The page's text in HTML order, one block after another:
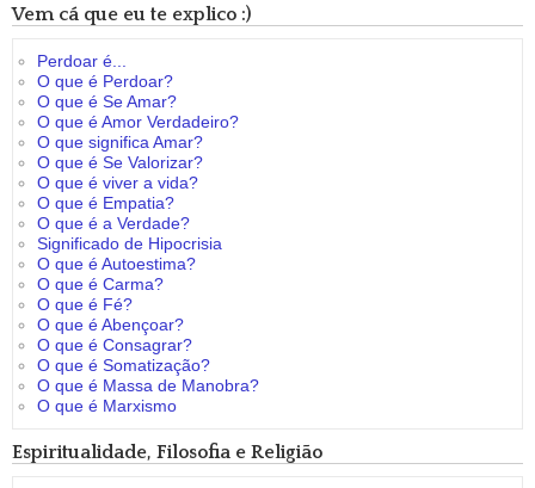
Vem cá que eu te explico :)
Perdoar é...
O que é Perdoar?
O que é Se Amar?
O que é Amor Verdadeiro?
O que significa Amar?
O que é Se Valorizar?
O que é viver a vida?
O que é Empatia?
O que é a Verdade?
Significado de Hipocrisia
O que é Autoestima?
O que é Carma?
O que é Fé?
O que é Abençoar?
O que é Consagrar?
O que é Somatização?
O que é Massa de Manobra?
O que é Marxismo
Espiritualidade, Filosofia e Religião